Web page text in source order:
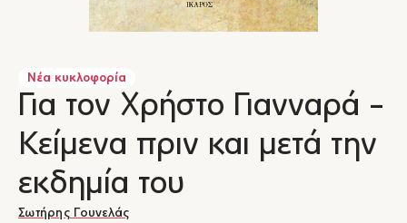
Νέα κυκλοφορία
Για τον Χρήστο Γιανναρά -
Κείμενα πριν και μετά την
εκδημία του
Σωτήρης Γουνελάς